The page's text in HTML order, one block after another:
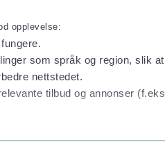
opplevelse:
som språk og region, slik
nettstedet.
tilbud og annonser